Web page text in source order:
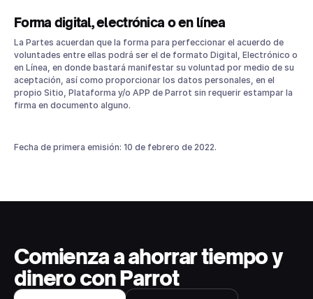
Forma digital, electrónica o en línea
La Partes acuerdan que la forma para perfeccionar el acuerdo de
voluntades entre ellas podrá ser el de formato Digital, Electrónico o
en Línea, en donde bastará manifestar su voluntad por medio de su
aceptación, así como proporcionar los datos personales, en el
propio Sitio, Plataforma y/o APP de Parrot sin requerir estampar la
firma en documento alguno.
Fecha de primera emisión: 10 de febrero de 2022.
Comienza a ahorrar tiempo y
dinero con Parrot